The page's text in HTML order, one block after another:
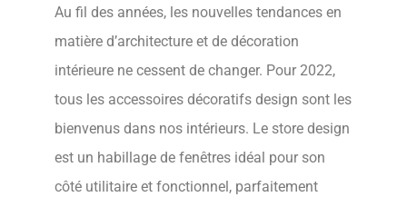
Au fil des années, les nouvelles tendances en
matière d’architecture et de décoration
intérieure ne cessent de changer. Pour 2022,
tous les accessoires décoratifs design sont les
bienvenus dans nos intérieurs. Le store design
est un habillage de fenêtres idéal pour son
côté utilitaire et fonctionnel, parfaitement